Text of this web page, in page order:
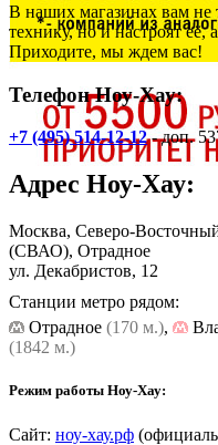
В наших магазинах вам не
технику, но и настроят её,
Приходите, мы ждем вас!
Телефон Ноу-Хау:
+7 (495) 514-12-12- доп.
Адрес Ноу-Хау:
Москва, Северо-
(СВАО), Отрадное
ул. Декабристов, 12
Станции метро рядом:
Отрадное (170 м.),
(1842 м.)
Режим работы Ноу-Хау:
Сайт: ноу-хау.рф